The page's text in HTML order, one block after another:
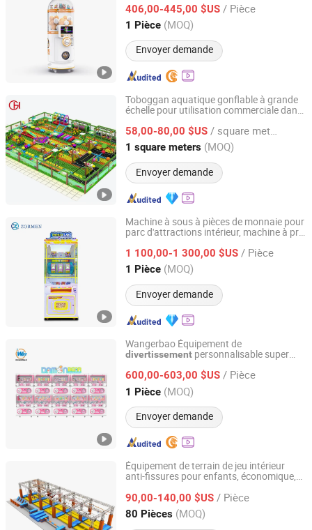
406,00-445,00 $US / Pièce
1 Pièce (MOQ)
Envoyer demande
Guangdong, China Depuis 2025
Toboggan aquatique gonflable à grande
échelle pour utilisation commerciale dans
58,00-80,00 $US / square meters
1 square meters (MOQ)
Envoyer demande
Wenzhou Huaguan Amusement Equipment Co., Ltd.
Zhejiang, China Depuis 2025
Machine à sous à pièces de monnaie pour
parc d'attractions intérieur, machine à prix
1 100,00-1 300,00 $US / Pièce
1 Pièce (MOQ)
Envoyer demande
Guangzhou Zhuoman Animation Technology Co., Ltd.
Guangdong, China Depuis 2025
Wangerbao Équipement de
divertissement personnalisable super
Gachapon jouets en capsule distributeur
automatique
600,00-603,00 $US / Pièce
1 Pièce (MOQ)
Envoyer demande
Guangzhou Wangerbao Software Development Co., Ltd.
Guangdong, China Depuis 2025
Équipement de terrain de jeu intérieur
anti-fissures pour enfants, économique,
90,00-140,00 $US / Pièce
80 Pièces (MOQ)
TimeSourcing Amusement Company
Anhui, China Depuis 2026